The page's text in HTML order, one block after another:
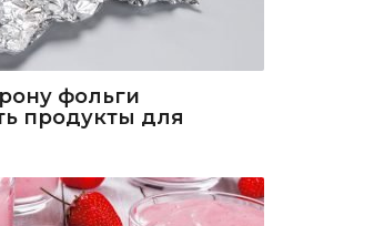
фольги
продукты для